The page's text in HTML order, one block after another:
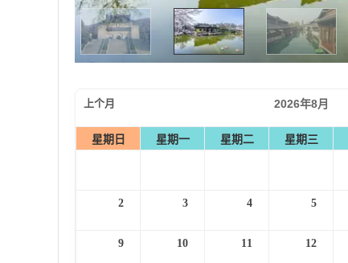
2026年8月
上个月
星期日 星期一 星期二 星期三
2 3 4 5
9 10 11 12